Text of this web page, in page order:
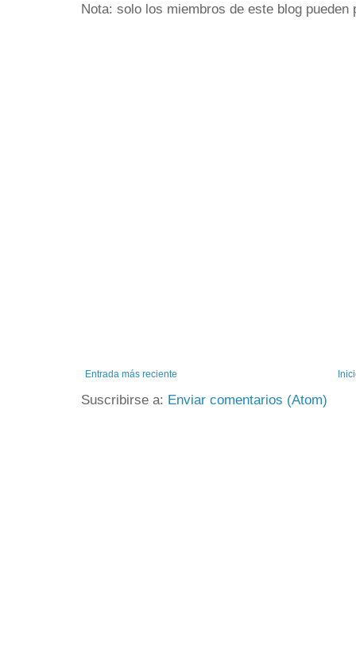
Nota: solo los miembros de este blog pueden
Entrada más reciente
Suscribirse a: Enviar comentarios (Atom)